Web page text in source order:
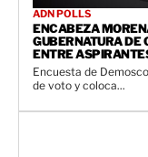
ADN POLLS
ENCABEZA
GUBERNATURA DE
ENTRE
Encuesta de
de voto y coloca...